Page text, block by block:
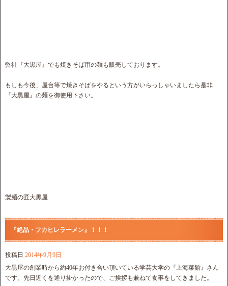
弊社『大黒屋』でも焼きそば用の麺も販売しております。
もしも今後、屋台等で焼きそばをやるという方がいらっしゃいましたら是非
『大黒屋』の麺を御使用下さい。
製麺の匠大黒屋
『絶品・フカヒレラーメン』！！！
投稿日 2014年9月9日
大黒屋の創業時から約40年お付き合い頂いている学芸大学の『上海菜館』さん
です。先日近くを通り掛かったので、ご挨拶も兼ねて食事をしてきました。